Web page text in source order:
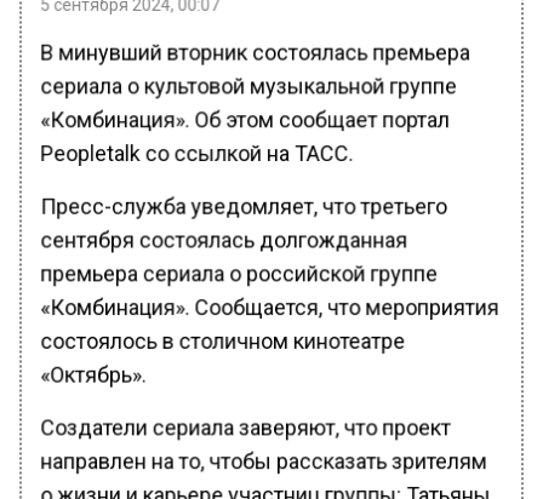
В минувший вторник состоялась премьера
сериала о культовой музыкальной группе
«Комбинация». Об этом сообщает портал
Peopletalk со ссылкой на ТАСС.
Пресс-служба уведомляет, что третьего
сентября состоялась долгожданная
премьера сериала о российской группе
«Комбинация». Сообщается, что мероприятия
состоялось в столичном кинотеатре
«Октябрь».
Создатели сериала заверяют, что проект
направлен на то, чтобы рассказать зрителям
о жизни и карьере участниц группы: Татьяны